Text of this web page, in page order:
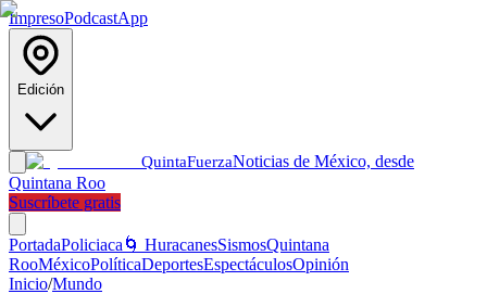
ImpresoPodcastApp
Edición
QuintaFuerzaNoticias de México, desde
Quintana Roo
Suscríbete gratis
PortadaPoliciaca 🌀 HuracanesSismosQuintana
RooMéxicoPolíticaDeportesEspectáculosOpinión
Inicio/Mundo